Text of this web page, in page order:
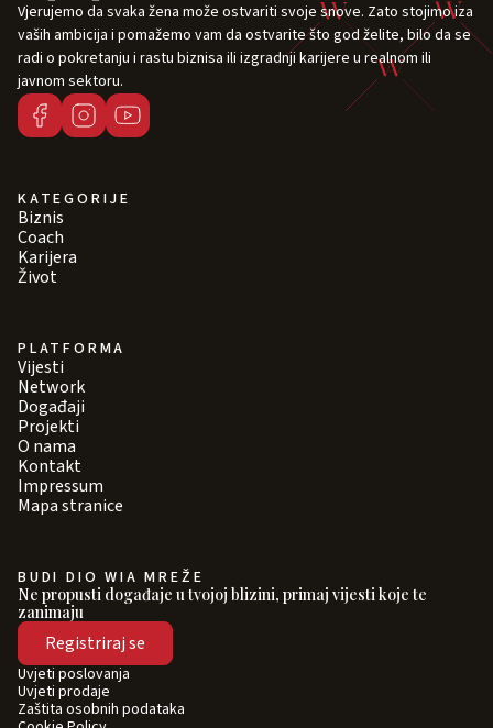
Vjerujemo da svaka žena može ostvariti svoje snove. Zato stojimo iza
vaših ambicija i pomažemo vam da ostvarite što god želite, bilo da se
radi o pokretanju i rastu biznisa ili izgradnji karijere u realnom ili
javnom sektoru.
KATEGORIJE
Biznis
Coach
Karijera
Život
PLATFORMA
Vijesti
Network
Događaji
Projekti
O nama
Kontakt
Impressum
Mapa stranice
BUDI DIO WIA MREŽE
Ne propusti događaje u tvojoj blizini, primaj vijesti koje te
zanimaju
Registriraj se
Uvjeti poslovanja
Uvjeti prodaje
Zaštita osobnih podataka